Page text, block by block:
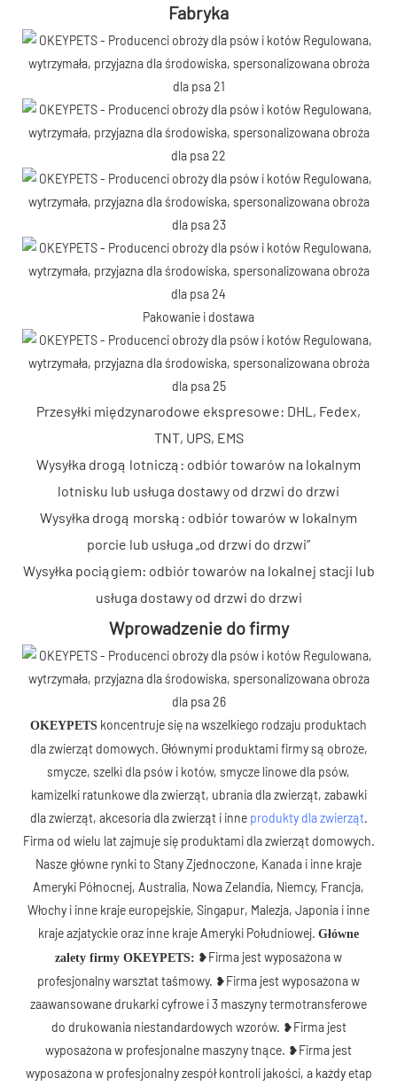
Fabryka
Pakowanie i dostawa
Przesyłki międzynarodowe ekspresowe: DHL, Fedex,
TNT, UPS, EMS
Wysyłka drogą lotniczą: odbiór towarów na lokalnym
lotnisku lub usługa dostawy od drzwi do drzwi
Wysyłka drogą morską: odbiór towarów w lokalnym
porcie lub usługa „od drzwi do drzwi”
Wysyłka pociągiem: odbiór towarów na lokalnej stacji lub
usługa dostawy od drzwi do drzwi
Wprowadzenie do firmy
OKEYPETS koncentruje się na wszelkiego rodzaju produktach
dla zwierząt domowych. Głównymi produktami firmy są obroże,
smycze, szelki dla psów i kotów, smycze linowe dla psów,
kamizelki ratunkowe dla zwierząt, ubrania dla zwierząt, zabawki
dla zwierząt, akcesoria dla zwierząt i inne produkty dla zwierząt.
Firma od wielu lat zajmuje się produktami dla zwierząt domowych.
Nasze główne rynki to Stany Zjednoczone, Kanada i inne kraje
Ameryki Północnej, Australia, Nowa Zelandia, Niemcy, Francja,
Włochy i inne kraje europejskie, Singapur, Malezja, Japonia i inne
kraje azjatyckie oraz inne kraje Ameryki Południowej. Główne
zalety firmy OKEYPETS: ❥Firma jest wyposażona w
profesjonalny warsztat taśmowy. ❥Firma jest wyposażona w
zaawansowane drukarki cyfrowe i 3 maszyny termotransferowe
do drukowania niestandardowych wzorów. ❥Firma jest
wyposażona w profesjonalne maszyny tnące. ❥Firma jest
wyposażona w profesjonalny zespół kontroli jakości, a każdy etap